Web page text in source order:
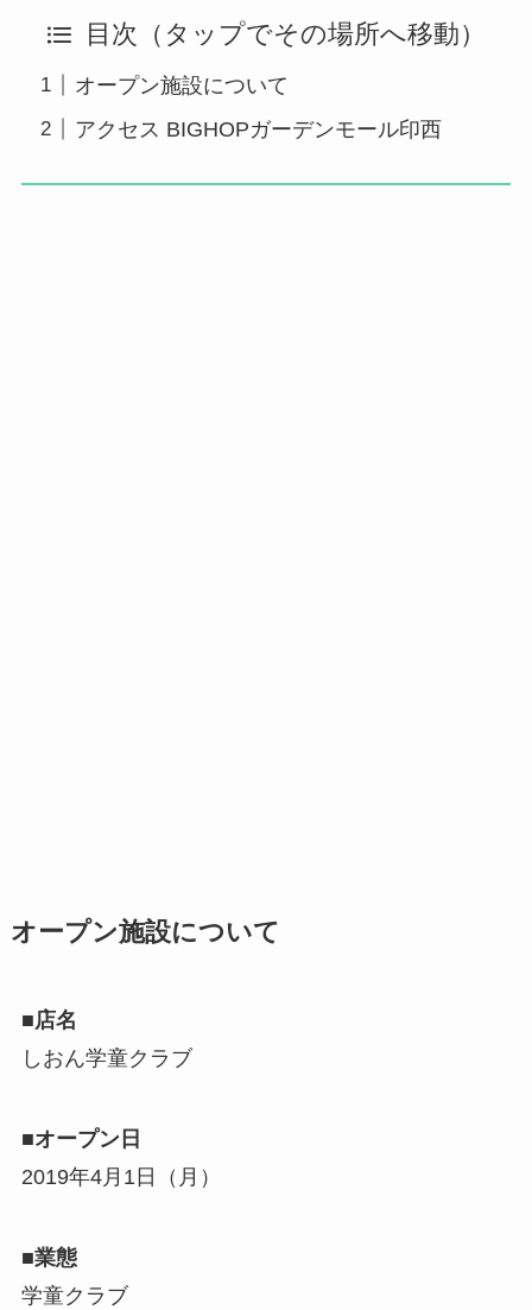
目次（タップでその場所へ移動）
オープン施設について
アクセス BIGHOPガーデンモール印西
オープン施設について
■店名
しおん学童クラブ
■オープン日
2019年4月1日（月）
■業態
学童クラブ